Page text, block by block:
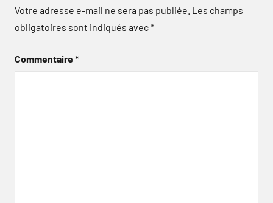
Votre adresse e-mail ne sera pas publiée. Les champs
obligatoires sont indiqués avec*
Commentaire*